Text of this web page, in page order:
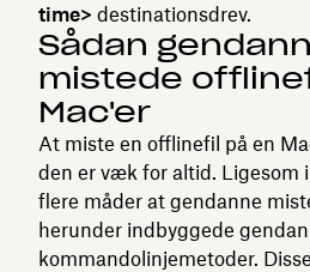
time> destinationsdrev.
Sådan
mistede
Mac'er
At miste en offlinefil på en
den er væk for altid. Ligesom
flere måder at gendanne
herunder indbyggede
kommandolinjemetoder.